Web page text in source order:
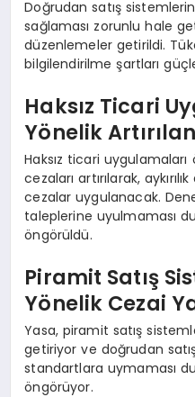
Doğrudan satış
sağlaması zorunlu hale
düzenlemeler getirildi.
bilgilendirilme şartları
Haksız Ticari
Yönelik
Haksız ticari
cezaları artırılarak,
cezalar uygulanacak.
taleplerine uyulmaması
öngörüldü.
Piramit Satış
Yönelik Cezai
Yasa, piramit satış
getiriyor ve doğrudan
standartlara uymaması
öngörüyor.